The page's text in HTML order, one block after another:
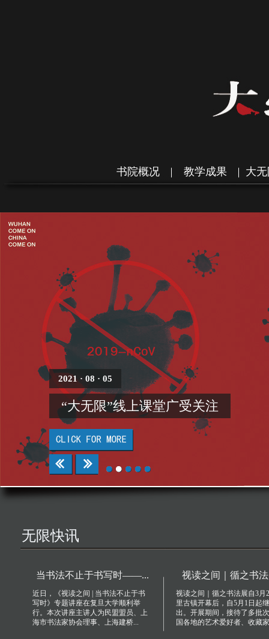
书院概况 教学成果 大
2021 · 08 · 05
“大无限”线上课堂广受关注
无限快讯
当书法不止于书写时——...
近日，《视读之间 | 当书法不止于书
写时》专题讲座在复旦大学顺利举
行。本次讲座主讲人为民盟盟员、上
海市书法家协会理事、上海建桥...
视读之间｜循之书
视读之间｜循之书法展自3月
里古镇开幕后，自5月1日起
出。开展期间，接待了多批
国各地的艺术爱好者、收藏